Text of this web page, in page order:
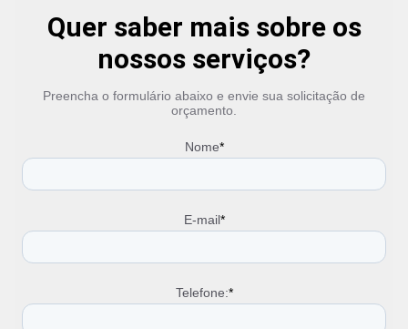
Quer saber mais sobre os
nossos serviços?
Preencha o formulário abaixo e envie sua solicitação de
orçamento.
Nome*
E-mail*
Telefone:*